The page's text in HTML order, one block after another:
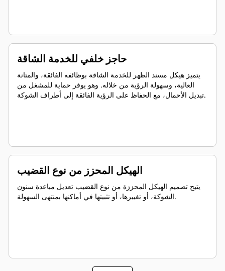
حاجز خلفي للخدمة الشاقة
يتميز هيكل مسند الظهر للخدمة الشاقة بوظائفه الفائقة، والمتانة
العالية، وسهولة الرؤية من خلاله. وهو يوفر حماية للمشغل من
تبديل الأحمال، مع الحفاظ على الرؤية الفائقة إلى أطراف الشوكة.
الهيكل المحزز من نوع القضيب
يتيح تصميم الهيكل المحززة من نوع القضيب تعديل مباعدة سنون
الشوكة، أو تغييرها، أو تثبيتها في أماكنها بمنتهى السهولة.